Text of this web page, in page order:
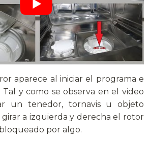
aparece al iniciar el programa e
y como se observa en el video
un tenedor, tornavis u objeto
girar a izquierda y derecha el rotor
por algo.